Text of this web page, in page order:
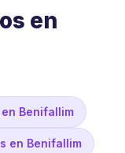
en
Benifallim
en Benifallim